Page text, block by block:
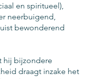
en spiritueel),
neerbuigend,
bewonderend
hij bijzondere
draagt inzake het